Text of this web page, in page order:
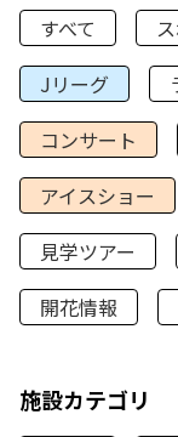
すべて
Jリーグ
コンサート
アイスショー
見学ツアー
開花情報
施設カテゴリ